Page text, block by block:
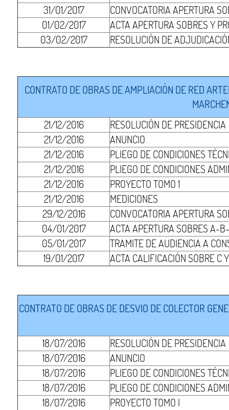
31/01/2017
CONVOCATORIA APERTURA
01/02/2017
ACTA APERTURA SOBRES Y
03/02/2017
RESOLUCIÓN DE
CONTRATO DE OBRAS DE AMPLIACIÓN DE RED
21/12/2016
RESOLUCIÓN DE PRESIDENCIA
21/12/2016
ANUNCIO
21/12/2016
PLIEGO DE CONDICIONES
21/12/2016
PLIEGO DE CONDICIONES
21/12/2016
PROYECTO TOMO 1
21/12/2016
MEDICIONES
29/12/2016
CONVOCATORIA APERTURA
04/01/2017
ACTA APERTURA SOBRES A-
05/01/2017
TRAMITE DE AUDIENCIA A
19/01/2017
ACTA CALIFICACIÓN SOBRE C
CONTRATO DE OBRAS DE DESVIO DE COLECTOR
18/07/2016
RESOLUCIÓN DE PRESIDENCIA
18/07/2016
ANUNCIO
18/07/2016
PLIEGO DE CONDICIONES
18/07/2016
PLIEGO DE CONDICIONES
18/07/2016
PROYECTO TOMO I